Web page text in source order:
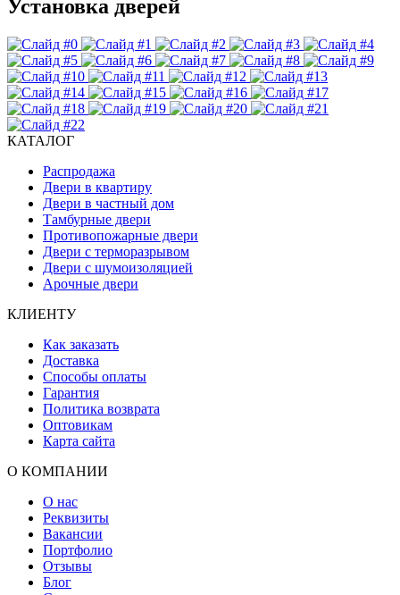
Установка дверей
КАТАЛОГ
Распродажа
Двери в квартиру
Двери в частный дом
Тамбурные двери
Противопожарные двери
Двери с терморазрывом
Двери с шумоизоляцией
Арочные двери
КЛИЕНТУ
Как заказать
Доставка
Способы оплаты
Гарантия
Политика возврата
Оптовикам
Карта сайта
О КОМПАНИИ
О нас
Реквизиты
Вакансии
Портфолио
Отзывы
Блог